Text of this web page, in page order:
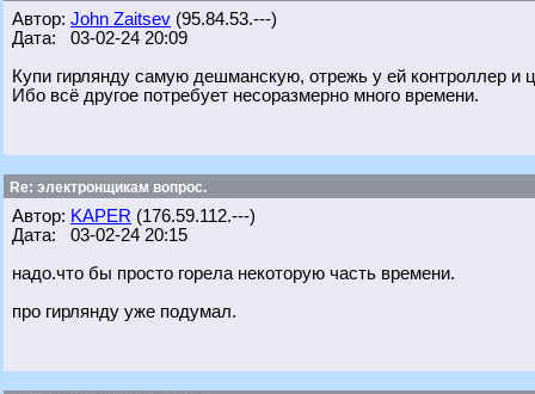
Автор: John Zaitsev (95.84.53.---)
Дата: 03-02-24 20:09
Купи гирлянду самую дешманскую, отрежь у ей контроллер и
Ибо всё другое потребует несоразмерно много времени.
Re: электронщикам вопрос.
Автор: KAPER (176.59.112.---)
Дата: 03-02-24 20:15
надо.что бы просто горела некоторую часть времени.
про гирлянду уже подумал.